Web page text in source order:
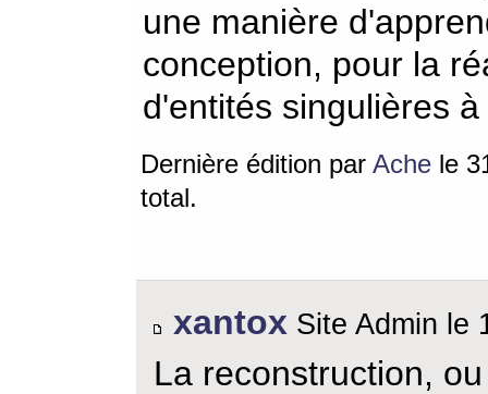
une manière
conception, pour la
d'entités singulières
Dernière édition par Ache le
total.
xantox Site Admin le
La reconstruction,